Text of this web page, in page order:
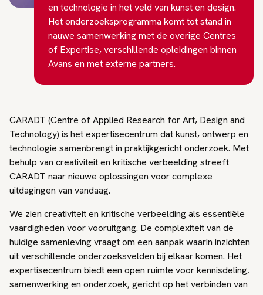
en technologie in het veld van kunst en design.
Het onderzoeksprogramma komt tot stand in
nauwe samenwerking met de overige Centres
of Expertise, verschillende opleidingen binnen
Avans en met externe partners.
CARADT (Centre of Applied Research for Art, Design and
Technology) is het expertisecentrum dat kunst, ontwerp en
technologie samenbrengt in praktijkgericht onderzoek. Met
behulp van creativiteit en kritische verbeelding streeft
CARADT naar nieuwe oplossingen voor complexe
uitdagingen van vandaag.
We zien creativiteit en kritische verbeelding als essentiële
vaardigheden voor vooruitgang. De complexiteit van de
huidige samenleving vraagt om een aanpak waarin inzichten
uit verschillende onderzoeksvelden bij elkaar komen. Het
expertisecentrum biedt een open ruimte voor kennisdeling,
samenwerking en onderzoek, gericht op het verbinden van